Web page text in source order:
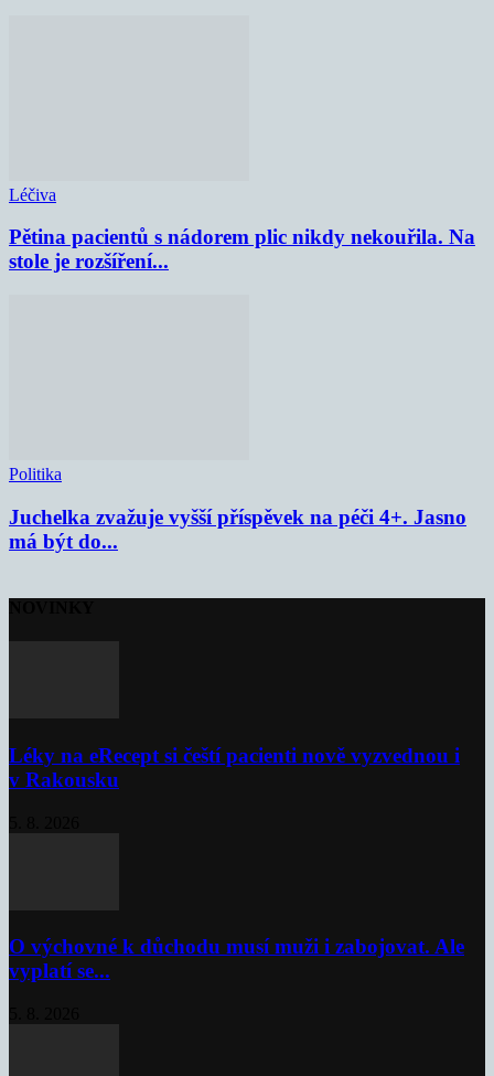
Léčiva
Pětina pacientů s nádorem plic nikdy nekouřila. Na
stole je rozšíření...
Politika
Juchelka zvažuje vyšší příspěvek na péči 4+. Jasno
má být do...
Léky na eRecept si čeští pacienti nově vyzvednou i
v Rakousku
O výchovné k důchodu musí muži i zabojovat. Ale
vyplatí se...